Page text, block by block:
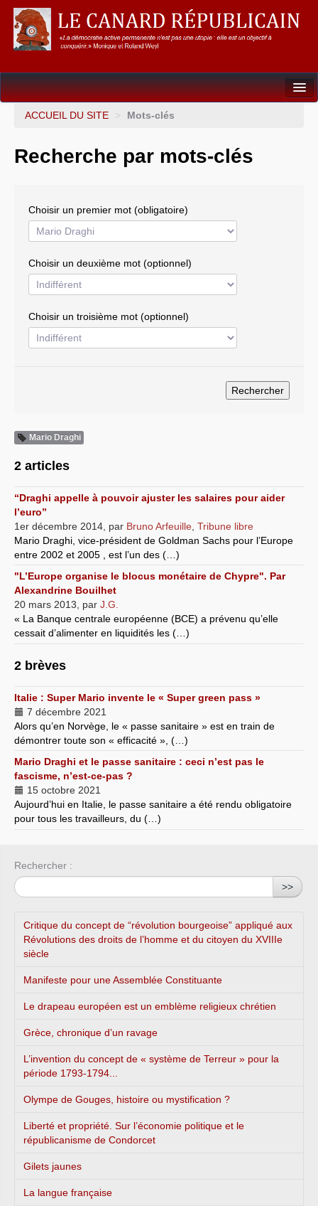
Dossiers
Gouvernance mondiale & mondialisation
Résistances
Systèmes & société sous contrôle
ACCUEIL DU SITE > Mots-clés
Recherche par mots-clés
Choisir un premier mot (obligatoire)
Choisir un deuxième mot (optionnel)
Choisir un troisième mot (optionnel)
Mario Draghi
2 articles
“Draghi appelle à pouvoir ajuster les salaires pour aider
l’euro”
1er décembre 2014 par Bruno Arfeuille Tribune libre
Mario Draghi, vice-président de Goldman Sachs pour l’Europe
entre 2002 et 2005 , est l’un des (…)
"L’Europe organise le blocus monétaire de Chypre". Par
Alexandrine Bouilhet
20 mars 2013
par J.G.
« La Banque centrale européenne (BCE) a prévenu qu’elle
cessait d’alimenter en liquidités les (…)
2 brèves
Italie : Super Mario invente le « Super green pass »
7 décembre 2021
Alors qu’en Norvège, le « passe sanitaire » est en train de
démontrer toute son « efficacité », (…)
Mario Draghi et le passe sanitaire : ceci n’est pas le
fascisme, n’est-ce-pas ?
15 octobre 2021
Aujourd’hui en Italie, le passe sanitaire a été rendu obligatoire
pour tous les travailleurs, du (…)
Rechercher :
>>
Critique du concept de “révolution bourgeoise” appliqué aux
Révolutions des droits de l’homme et du citoyen du XVIIIe
siècle
Manifeste pour une Assemblée Constituante
Le drapeau européen est un emblème religieux chrétien
Grèce, chronique d’un ravage
L’invention du concept de « système de Terreur » pour la
période 1793-1794...
Olympe de Gouges, histoire ou mystification ?
Liberté et propriété. Sur l’économie politique et le
républicanisme de Condorcet
Gilets jaunes
La langue française